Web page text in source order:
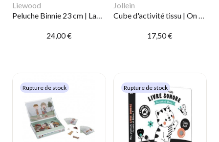
Liewood
Peluche Binnie 23 cm | Lapin Mist
24,00 €
Jollein
Cube d'activité tissu | On The Go
17,50 €
Rupture de stock Rupture de stock